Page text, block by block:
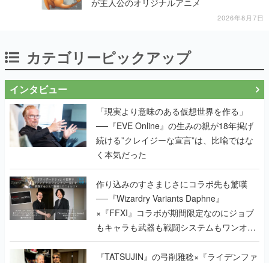
2026年8月7日
カテゴリーピックアップ
インタビュー
「現実より意味のある仮想世界を作る」
──『EVE Online』の生みの親が18年掲げ
続ける”クレイジーな宣言”は、比喩ではな
く本気だった
作り込みのすさまじさにコラボ先も驚嘆
──『Wizardry Variants Daphne』
×『FFXI』コラボが期間限定なのにジョブ
もキャラも武器も戦闘システムもワンオフ
で作り込まれた理由を両ディレクターに聞
く
『TATSUJIN』の弓削雅稔×『ライデンファ